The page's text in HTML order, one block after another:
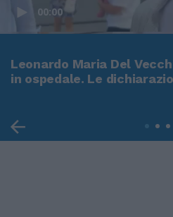
00:00
Leonardo Maria Del
in ospedale. Le